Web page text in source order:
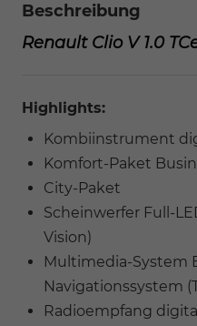
Beschreibung
Renault Clio V 1.0
Highlights:
Kombiinstrument
Komfort-Paket
City-Paket
Scheinwerfer Full-
Vision)
Multimedia-System
Navigationssystem
Radioempfang